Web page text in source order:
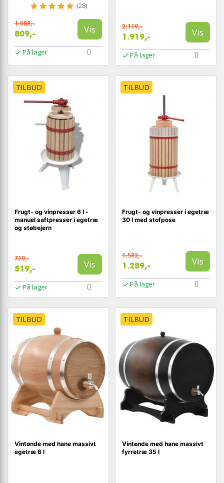
(28)
1.088,-
809,- Vis
På lager
2.119,-
1.919,- Vis
På lager
TILBUD
Frugt- og vinpresser 6 l -
manuel saftpresser i egetræ
og støbejern
719,-
519,- Vis
På lager
TILBUD
Frugt- og vinpresser i egetræ
30 l med stofpose
1.582,-
1.289,- Vis
På lager
TILBUD
Vintønde med hane massivt
egetræ 6 l
TILBUD
Vintønde med hane massivt
fyrretræ 35 l